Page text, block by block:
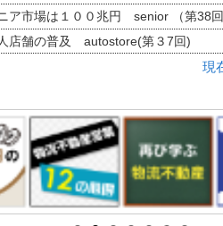
ア市場は１００兆円 senior （第38
店舗の普及 autostore(第３7回)
現